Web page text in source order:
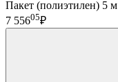
Пакет (полиэтилен) 5 м
7 55605₽